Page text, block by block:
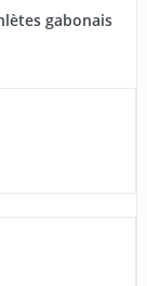
gabonais